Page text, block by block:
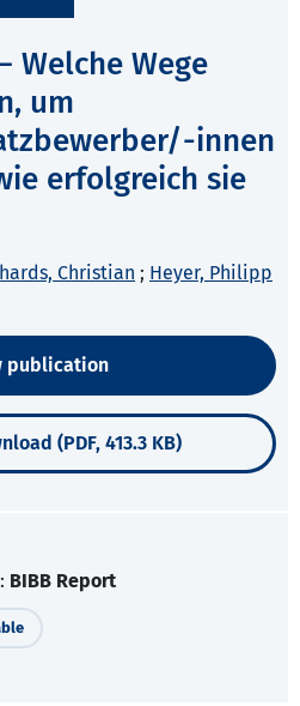
Welche Wege
um
innen
erfolgreich sie
Christian ; Heyer, Philipp
publication
(PDF, 413.3 KB)
BIBB Report